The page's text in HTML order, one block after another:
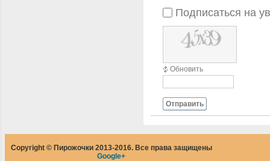
Подписаться на
Обновить
Отправить
Copyright © Пирожочки 2013-2016. Все права защищены
Google+